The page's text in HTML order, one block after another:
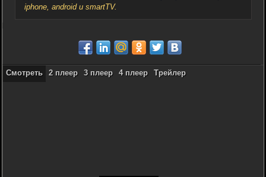
iphone, android и smartTV.
Смотреть 2 плеер 3 плеер 4 плеер Трейлер